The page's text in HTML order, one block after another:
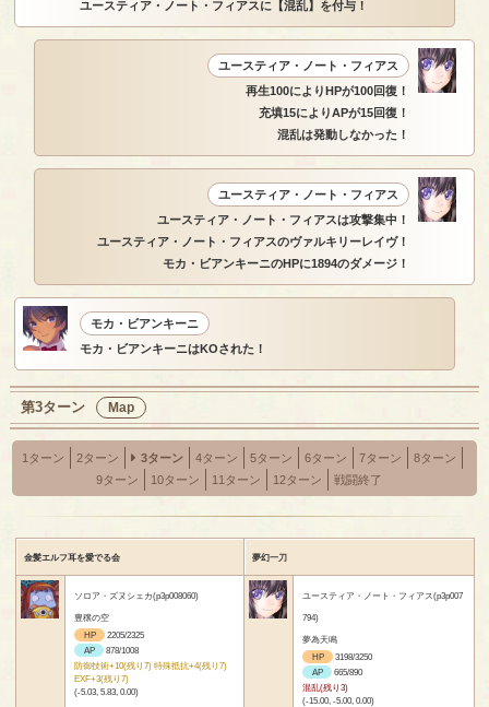
ユースティア・ノート・フィアスに【混乱】を付与！
ユースティア・ノート・フィアス
再生100によりHPが100回復！
充填15によりAPが15回復！
混乱は発動しなかった！
ユースティア・ノート・フィアス
ユースティア・ノート・フィアスは攻撃集中！
ユースティア・ノート・フィアスのヴァルキリーレイヴ！
モカ・ビアンキーニのHPに1894のダメージ！
モカ・ビアンキーニ
モカ・ビアンキーニはKOされた！
第3ターン Map
1ターン 2ターン 3ターン 4ターン 5ターン 6ターン 7ターン
8ターン
9ターン
10ターン 11ターン 12ターン 戦闘終了
金髪エルフ耳を愛でる会 夢幻一刀
ソロア・ズヌシェカ(p3p008060)
豊穣の空
HP
2205/2325
AP
878/1008
防御技術+10(残り7) 特殊抵抗+4(残り7)
EXF+3(残り7)
(-5.03, 5.83, 0.00)
ユースティア・ノート・フィアス(p3p007
794)
夢為天鳴
HP
3198/3250
AP
665/890
混乱(残り3)
(-15.00, -5.00, 0.00)